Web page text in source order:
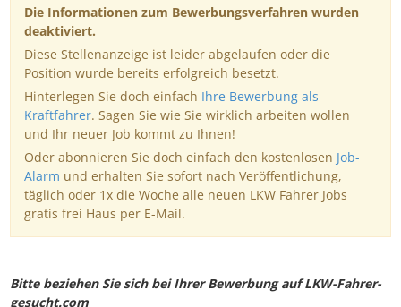
Die Informationen zum Bewerbungsverfahren wurden
deaktiviert.
Diese Stellenanzeige ist leider abgelaufen oder die
Position wurde bereits erfolgreich besetzt.
Hinterlegen Sie doch einfach Ihre Bewerbung als
Kraftfahrer. Sagen Sie wie Sie wirklich arbeiten wollen
und Ihr neuer Job kommt zu Ihnen!
Oder abonnieren Sie doch einfach den kostenlosen Job-
Alarm und erhalten Sie sofort nach Veröffentlichung,
täglich oder 1x die Woche alle neuen LKW Fahrer Jobs
gratis frei Haus per E-Mail.
Bitte beziehen Sie sich bei Ihrer Bewerbung auf LKW-Fahrer-
gesucht.com